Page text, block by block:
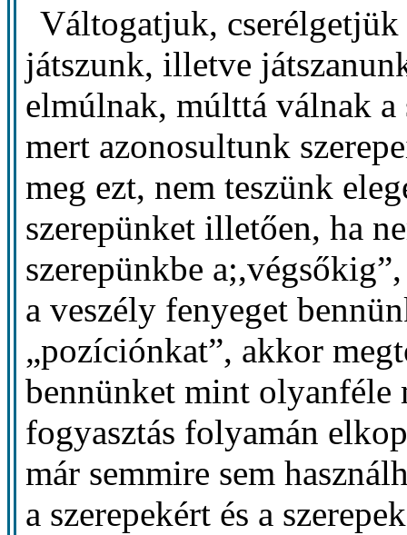
Váltogatjuk, cserélgetjük
játszunk, illetve
elmúlnak, múlttá válnak
mert azonosultunk
meg ezt, nem teszünk
szerepünket illetően, ha
szerepünkbe
a veszély fenyeget
„pozíciónkat”, akkor
bennünket mint olyanféle
fogyasztás folyamán
már semmire sem
a szerepekért és a